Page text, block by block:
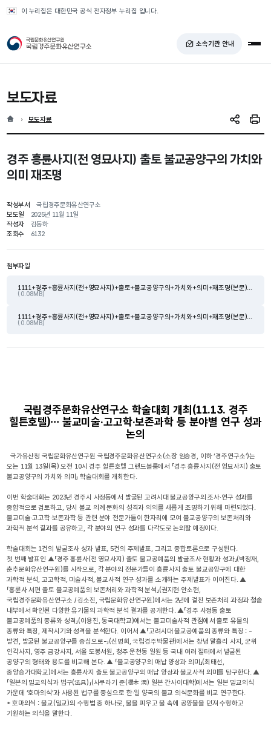
이 누리집은 대한민국 공식 전자정부 누리집 입니다.
국가유산청 국립경주문화유산연구소 소속기관 안내 전
보도자료
홈 현재 위치
보도자료 SNS 공유인쇄
경주 흥륜사지(전 영묘사지) 출토 불교공양구의 가치와
의미 재조명
작성부서
국립경주문화유산연구소
보도일
2025년 11월 11일
작성자
김동하
조회수
6132
첨부파일
( 0.08MB)
1111+경주+흥륜사지(전+영묘사지)+출토+불교공양구의+가치와+의미+재조명(본문).hwpx
( 0.08MB)
국립경주문화유산연구소 학술대회 개최(11.13. 경주
힐튼호텔)… 불교미술·고고학·보존과학 등 분야별 연구 성과
논의
국가유산청 국립문화유산연구원 국립경주문화유산연구소(소장 임승경, 이하 ‘경주연구소’)는
오는 11월 13일(목) 오전 10시 경주 힐튼호텔 그랜드볼룸에서 「경주 흥륜사지(전 영묘사지) 출토
불교공양구의 가치와 의미」 학술대회를 개최한다.
이번 학술대회는 2023년 경주시 사정동에서 발굴된 고려시대 불교공양구의 조사·연구 성과를
종합적으로 검토하고, 당시 불교 의례 문화의 성격과 의의를 새롭게 조명하기 위해 마련되었다.
불교미술·고고학·보존과학 등 관련 분야 전문가들이 한자리에 모여 불교공양구의 보존처리와
과학적 분석 결과를 공유하고, 각 분야의 연구 성과를 다각도로 논의할 예정이다.
학술대회는 1건의 발굴조사 성과 발표, 5건의 주제발표, 그리고 종합토론으로 구성된다.
첫 번째 발표인 ▲「경주 흥륜사(전 영묘사지) 출토 불교공예품의 발굴조사 현황과 성과」(박정재,
춘추문화유산연구원)를 시작으로, 각 분야의 전문가들이 흥륜사지 출토 불교공양구에 대한
과학적 분석, 고고학적, 미술사적, 불교사적 연구 성과를 소개하는 주제발표가 이어진다. ▲
「흥륜사 서편 출토 불교공예품의 보존처리와 과학적 분석」(권지현·안소현,
국립경주문화유산연구소 / 김소진, 국립문화유산연구원)에서는 2년에 걸친 보존처리 과정과 철솥
내부에서 확인된 다양한 유기물의 과학적 분석 결과를 공개한다. ▲「경주 사정동 출토
불교공예품의 종류와 성격」(이용진, 동국대학교)에서는 불교미술사적 관점에서 출토 유물의
종류와 특징, 제작시기와 성격을 분석한다. 이어서 ▲「고려시대 불교공예품의 종류와 특징 : -
발견, 발굴된 불교공양구를 중심으로-」(신명희, 국립경주박물관)에서는 창녕 말흘리 사지, 군위
인각사지, 영주 금강사지, 서울 도봉서원, 청주 운천동 일원 등 국내 여러 절터에서 발굴된
공양구의 형태와 용도를 비교해 본다. ▲ 「불교공양구의 매납 양상과 의미」(최태선,
중앙승가대학교)에서는 흥륜사지 출토 불교공양구의 매납 양상과 불교사적 의미를 탐구한다. ▲
「일본의 밀교의식과 법구(法具)」(사쿠라기 준(櫻木 潤) 일본 간사이대학)에서는 일본 밀교의식
가운데 ‘호마의식’과 사용된 법구를 중심으로 한·일 양국의 불교 의식문화를 비교 연구한다.
* 호마의식 : 불교(밀교)의 수행법 중 하나로, 불을 피우고 불 속에 공양물을 던져 수행하고
기원하는 의식을 말한다.